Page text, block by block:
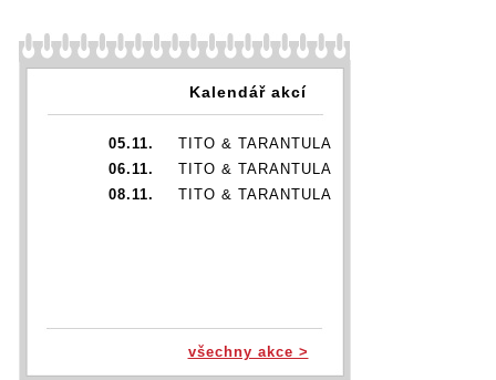
Kalendář akcí
05.11.
TITO & TARANTULA
06.11.
TITO & TARANTULA
08.11.
TITO & TARANTULA
všechny akce >